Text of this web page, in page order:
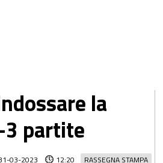
la
3 partite
RASSEGNA STAMPA
03-2023 12:20